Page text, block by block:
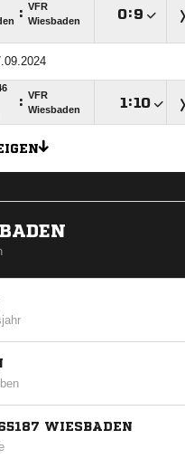
: VFR
Wiesbaden
:
: VFR
Wiesbaden
:
WIESBADEN